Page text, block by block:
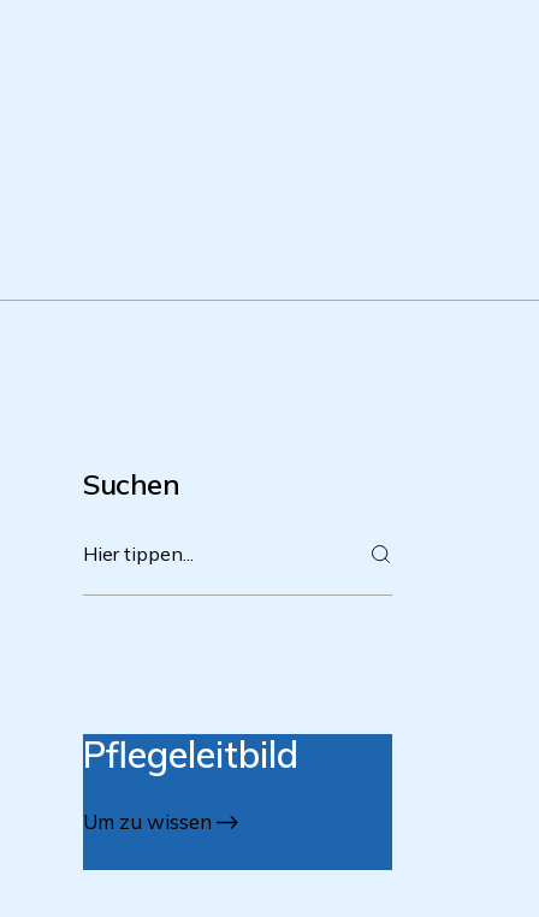
Suchen
Pflegeleitbild
Um zu wissen